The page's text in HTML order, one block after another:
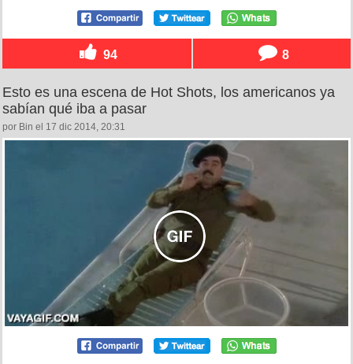
94 8
Esto es una escena de Hot Shots, los americanos ya
sabían qué iba a pasar
por Bin el 17 dic 2014, 20:31